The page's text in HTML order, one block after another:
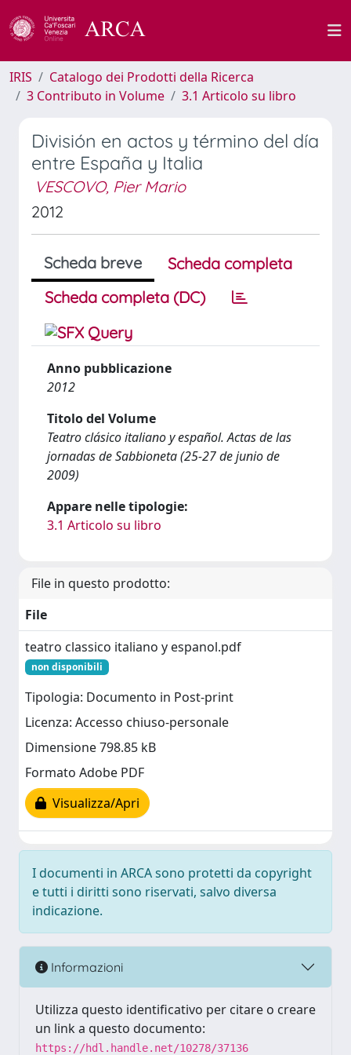
IRIS
Catalogo dei Prodotti della Ricerca
3 Contributo in Volume
3.1 Articolo su libro
División en actos y término del día
entre España y Italia
VESCOVO, Pier Mario
2012
Scheda breve
Scheda completa
Scheda completa (DC)
Anno pubblicazione
2012
Titolo del Volume
Teatro clásico italiano y español. Actas de las
jornadas de Sabbioneta (25-27 de junio de
2009)
Appare nelle tipologie:
3.1 Articolo su libro
File in questo prodotto:
File
teatro classico italiano y espanol.pdf
non disponibili
Tipologia: Documento in Post-print
Licenza: Accesso chiuso-personale
Dimensione 798.85 kB
Formato Adobe PDF
Visualizza/Apri
I documenti in ARCA sono protetti da copyright
e tutti i diritti sono riservati, salvo diversa
indicazione.
Informazioni
Utilizza questo identificativo per citare o creare
un link a questo documento:
https://hdl.handle.net/10278/37136